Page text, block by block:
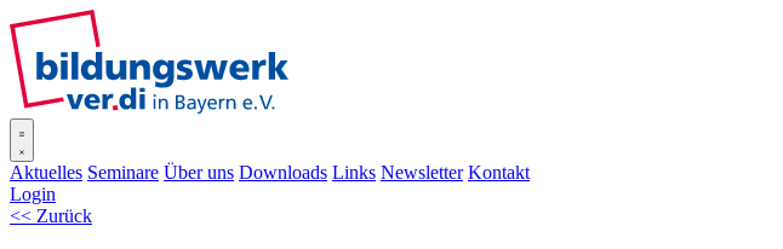
Aktuelles Seminare Über uns Downloads Links Newsletter Kontakt
Login
<< Zurück